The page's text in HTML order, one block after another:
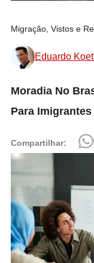
Migração, Vistos e
Eduardo
Moradia No
Para Imigrantes
Compartilhar: